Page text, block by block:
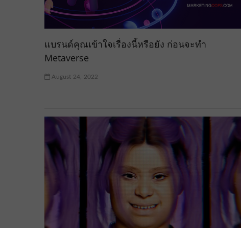
แบรนด์คุณเข้าใจเรื่องนี้หรือยัง ก่อนจะทำ
Metaverse
August 24, 2022